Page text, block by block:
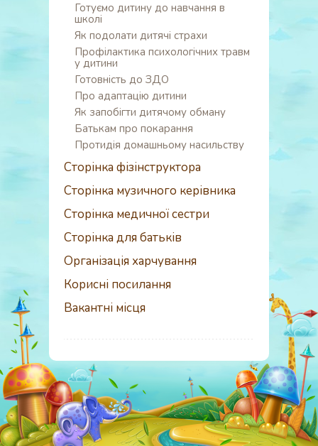
Готуємо дитину до навчання в
школі
Як подолати дитячі страхи
Профілактика психологічних травм
у дитини
Готовність до ЗДО
Про адаптацію дитини
Як запобігти дитячому обману
Батькам про покарання
Протидія домашньому насильству
Сторінка фізінструктора
Сторінка музичного керівника
Сторінка медичної сестри
Сторінка для батьків
Організація харчування
Корисні посилання
Вакантні місця